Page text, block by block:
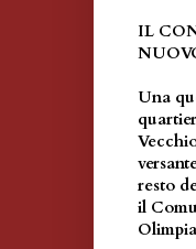
IL
Una
resto
il